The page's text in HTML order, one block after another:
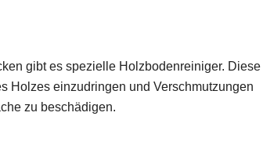
gibt es spezielle Holzbodenreiniger. Diese
Holzes einzudringen und Verschmutzungen
zu beschädigen.